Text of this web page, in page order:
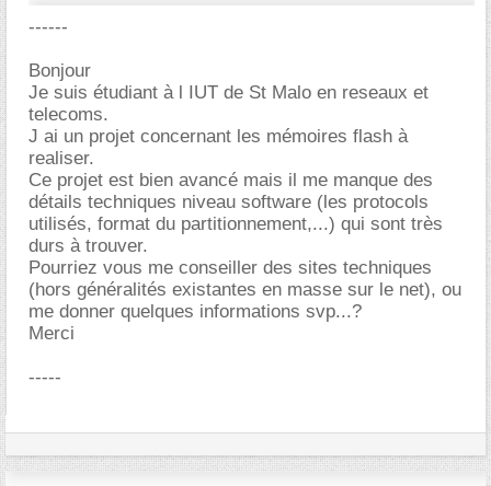
------
Bonjour
Je suis étudiant à l IUT de St Malo en reseaux et
telecoms.
J ai un projet concernant les mémoires flash à
realiser.
Ce projet est bien avancé mais il me manque des
détails techniques niveau software (les protocols
utilisés, format du partitionnement,...) qui sont très
durs à trouver.
Pourriez vous me conseiller des sites techniques
(hors généralités existantes en masse sur le net), ou
me donner quelques informations svp...?
Merci
-----